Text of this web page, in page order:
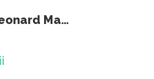
Decebal Leonard Marin